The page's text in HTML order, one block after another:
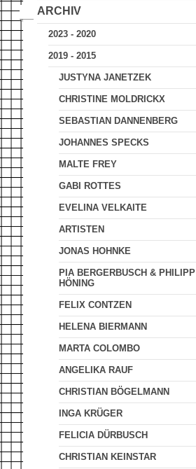
ARCHIV
2023 - 2020
2019 - 2015
JUSTYNA JANETZEK
CHRISTINE MOLDRICKX
SEBASTIAN DANNENBERG
JOHANNES SPECKS
MALTE FREY
GABI ROTTES
EVELINA VELKAITE
ARTISTEN
JONAS HOHNKE
PIA BERGERBUSCH & PHILIPP
HÖNING
FELIX CONTZEN
HELENA BIERMANN
MARTA COLOMBO
ANGELIKA RAUF
CHRISTIAN BÖGELMANN
INGA KRÜGER
FELICIA DÜRBUSCH
CHRISTIAN KEINSTAR